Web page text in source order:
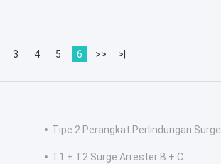
3 4 5 6 >> >|
Tipe 2 Perangkat Perlindungan Surge
T1 + T2 Surge Arrester B + C